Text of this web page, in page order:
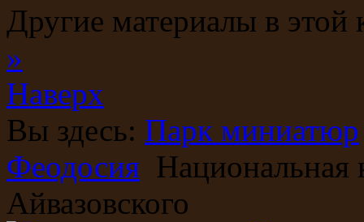
Другие материалы в этой
»
Наверх
Вы здесь: Парк миниатюр
Феодосия Национальная
Айвазовского